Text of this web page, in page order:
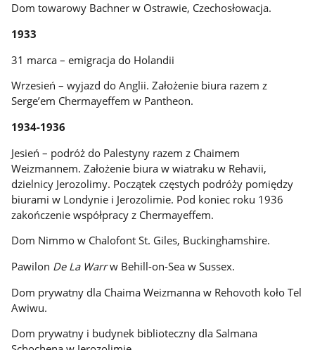
Dom towarowy Bachner w Ostrawie, Czechosłowacja.
1933
31 marca – emigracja do Holandii
Wrzesień – wyjazd do Anglii. Założenie biura razem z
Serge’em Chermayeffem w Pantheon.
1934-1936
Jesień – podróż do Palestyny razem z Chaimem
Weizmannem. Założenie biura w wiatraku w Rehavii,
dzielnicy Jerozolimy. Początek częstych podróży pomiędzy
biurami w Londynie i Jerozolimie. Pod koniec roku 1936
zakończenie współpracy z Chermayeffem.
Dom Nimmo w Chalofont St. Giles, Buckinghamshire.
Pawilon De La Warrw Behill-on-Sea w Sussex.
Dom prywatny dla Chaima Weizmanna w Rehovoth koło Tel
Awiwu.
Dom prywatny i budynek biblioteczny dla Salmana